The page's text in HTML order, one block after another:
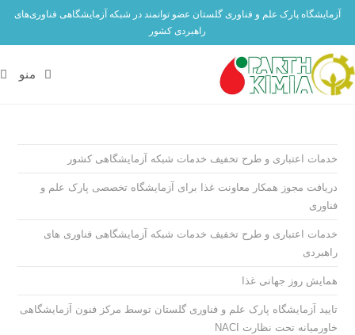
آزمایشگاه پارک علم و فناوری گلستان عضو توانمند در شبکه آزمایشگاهی فناوری‌های
راهبردی کشور
منو
خدمات اعتباری و طرح تخفیف خدمات شبکه آزمایشگاهی کشور
دریافت مجوز همکار معاونت غذا برای آزمایشگاه تخصصی پارک علم و
فناوری
خدمات اعتباری و طرح تخفیف خدمات شبکه آزمایشگاهی فناوری های
راهبردی
همایش روز جهانی غذا
تایید آزمایشگاه پارک علم و فناوری گلستان توسط مرکز فنون آزمایشگاهی
خاورمیانه تحت نظارت NACI